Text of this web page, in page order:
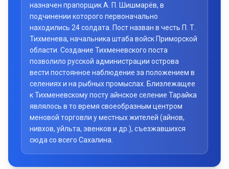
назначен прапорщик А. П. Шишмарёв, в
подчинении которого первоначально
находились 24 солдата. Пост назван в честь П. Т.
Тихменева, начальника штаба войск Приморской
области. Создание Тихменевского поста
позволило русской администрации острова
вести постоянное наблюдение за положением в
селениях и на рыбных промыслах. Близлежащее
к Тихменевскому посту айнское селение Тарайка
являлось в то время своеобразным центром
меновой торговли у местных жителей (айнов,
нивхов, уйльта, эвенков и др.), съезжавшихся
сюда со всего Сахалина.